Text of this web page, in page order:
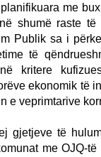
me
shumë raste të
Publik sa i
të
kritere
ekonomik të
e veprimtarive
gjetjeve të
me OJQ-